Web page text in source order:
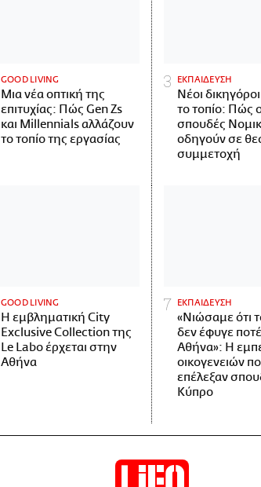
GOOD LIVING
Μια νέα οπτική της
επιτυχίας: Πώς Gen Zs
και Millennials αλλάζουν
το τοπίο της εργασίας
ΕΚΠΑΙΔΕΥΣΗ
Νέοι
το τοπίο: Πώς
σπουδές
οδηγούν σε
συμμετοχή
GOOD LIVING
Η εμβληματική City
Exclusive Collection της
Le Labo έρχεται στην
Αθήνα
ΕΚΠΑΙΔΕΥΣΗ
«Νιώσαμε ότι
δεν έφυγε
Αθήνα»: Η
οικογενειών
επέλεξαν
Κύπρο